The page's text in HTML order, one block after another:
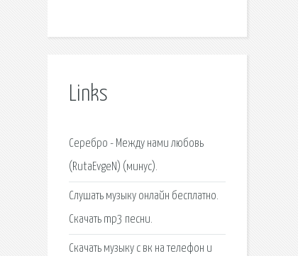
Links
Серебро - Между нами любовь
(RutaEvgeN) (минус).
Слушать музыку онлайн бесплатно.
Скачать mp3 песни.
Скачать музыку с вк на телефон и